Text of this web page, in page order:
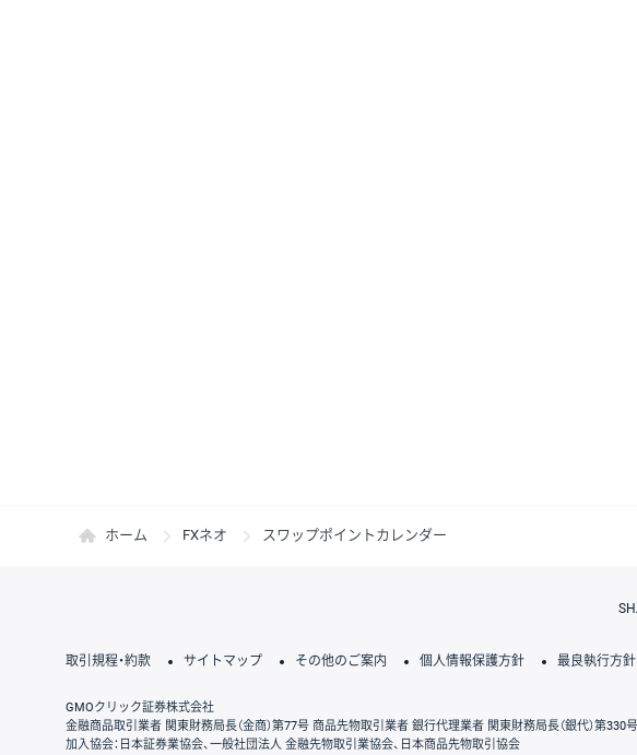
ホーム FXネオ スワップポイントカレンダー
取引規程・約款 サイトマップ その他のご案内 個人情報保護方針 最良執行方針
GMOクリック証券株式会社
金融商品取引業者 関東財務局長（金商）第77号 商品先物取引業者 銀行代理業者 関東財務局長（銀代）第
加入協会：日本証券業協会、一般社団法人 金融先物取引業協会、日本商品先物取引協会